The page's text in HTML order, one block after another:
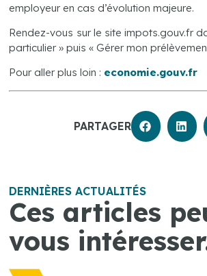
employeur en cas d’évolution majeure.
Rendez-vous sur le site impots.gouv.fr
particulier » puis « Gérer mon
Pour aller plus loin : economie.gouv.fr
PARTAGER
DERNIÈRES ACTUALITÉS
Ces articles
vous